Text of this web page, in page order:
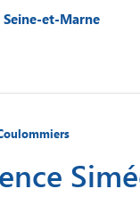
et-Marne